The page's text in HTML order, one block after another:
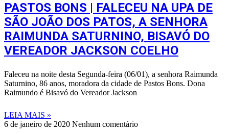
PASTOS BONS | FALECEU NA UPA DE
SÃO JOÃO DOS PATOS, A SENHORA
RAIMUNDA SATURNINO, BISAVÓ DO
VEREADOR JACKSON COELHO
Faleceu na noite desta Segunda-feira (06/01), a senhora Raimunda
Saturnino, 86 anos, moradora da cidade de Pastos Bons. Dona
Raimundo é Bisavó do Vereador Jackson
LEIA MAIS »
6 de janeiro de 2020 Nenhum comentário